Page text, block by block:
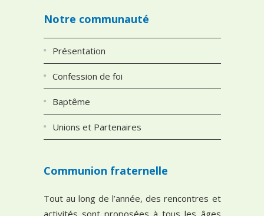
Notre communauté
Présentation
Confession de foi
Baptême
Unions et Partenaires
Communion fraternelle
Tout au long de l’année, des rencontres et
activités sont proposées à tous les âges